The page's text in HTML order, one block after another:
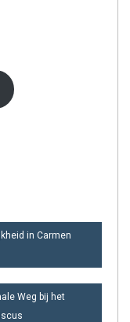
in Carmen
Weg bij het